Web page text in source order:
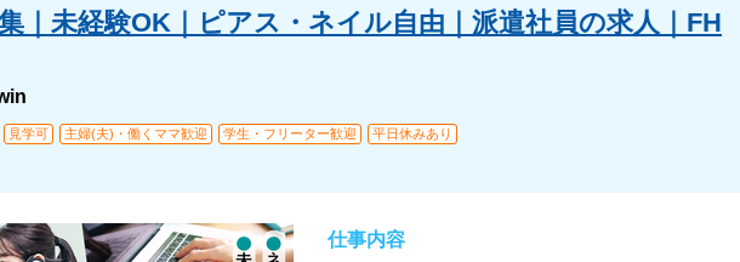
｜未経験OK｜ピアス・ネイル自由｜派遣社員の求人｜FH
見学可 主婦(夫)・働くママ歓迎 学生・フリーター歓迎 平日休みあり
仕事内容